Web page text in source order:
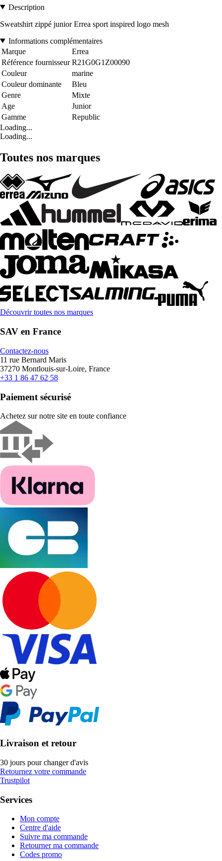
Description
Sweatshirt zippé junior Errea sport inspired logo mesh
Informations complémentaires
Marque
Errea
Référence fournisseur R21G0G1Z00090
Couleur
marine
Couleur dominante
Bleu
Genre
Mixte
Age
Junior
Gamme
Republic
Loading...
Loading...
Toutes nos marques
Découvrir toutes nos marques
SAV en France
Contactez-nous
11 rue Bernard Maris
37270 Montlouis-sur-Loire, France
+33 1 86 47 62 58
Paiement sécurisé
Achetez sur notre site en toute confiance
Livraison et retour
30 jours pour changer d'avis
Retournez votre commande
Trustpilot
Services
Mon compte
Centre d'aide
Suivre ma commande
Retourner ma commande
Codes promo